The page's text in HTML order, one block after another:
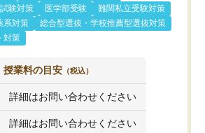
験対策
医学部受験
難関私立受験対策
系対策
総合型選抜・学校推薦型選抜対策
対策
授業料の目安 （税込）
詳細はお問い合わせください
詳細はお問い合わせください